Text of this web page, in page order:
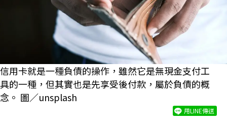
信用卡就是一種負債的操作，雖然它是無現金支付工
具的一種，但其實也是先享受後付款，屬於負債的概
念。 圖／unsplash
用LINE傳送